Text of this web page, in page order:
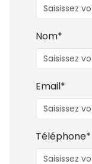
Nom*
Email*
Téléphone*